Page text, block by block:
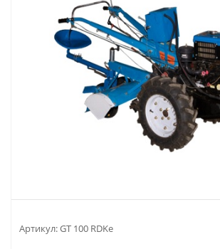
Артикул:GT 100 RDKe